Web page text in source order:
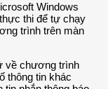
Windows
thi để tự chạy
trình trên màn
về chương trình
thông tin khác